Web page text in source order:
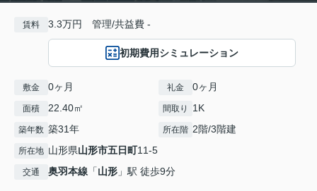
賃料 3.3万円 管理/共益費 -
初期費用シミュレーション
敷金 0ヶ月 礼金 0ヶ月
面積 22.40㎡ 間取り 1K
築年数 築31年 所在階 2階/3階建
所在地 山形県山形市五日町11-5
交通 奥羽本線 「山形 」駅 徒歩9分